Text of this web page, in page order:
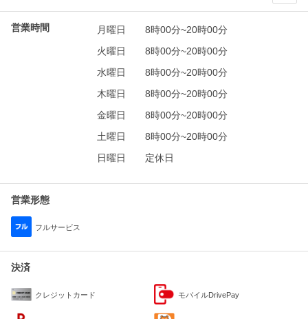
営業時間 月曜日
8時00分~20時00分
火曜日
8時00分~20時00分
水曜日
8時00分~20時00分
木曜日
8時00分~20時00分
金曜日
8時00分~20時00分
土曜日
8時00分~20時00分
日曜日
定休日
営業形態
フルサービス
決済
クレジットカード モバイルDrivePay